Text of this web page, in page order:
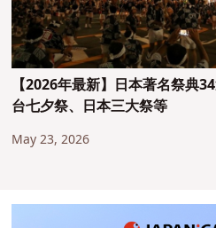
【2026年最新】日本著名祭典
台七夕祭、日本三大祭等
May 23, 2026